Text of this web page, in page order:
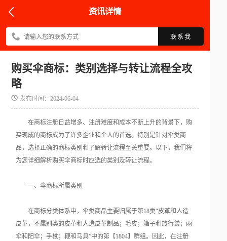
资讯详情
联系我
购买伞商标：类别选择与转让流程全攻
略
发布时间：2024-06-04
在商标注册日益增多、注册难度和成本不断上升的背景下，购
买现成的商标成为了许多企业和个人的首选。特别是针对伞类商
品，选择正确的商标类别和了解转让流程至关重要。以下，我们将
为您详细解析购买伞商标时应选的类别及转让流程。
一、伞商标所属类别
在商标分类体系中，伞类商品主要归属于第18类“皮革和人造
皮革，不属别类的皮革和人造皮革制品；毛皮；箱子和旅行袋；雨
伞和阳伞；手杖；鞭和马具”中的第【1804】群组。因此，在注册